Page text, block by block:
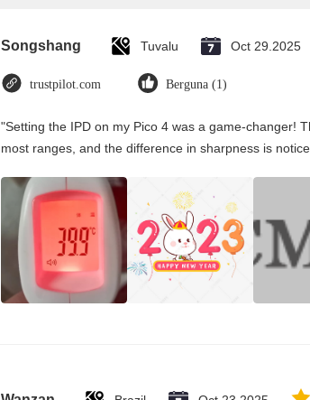
Songshang Tuvalu Oct 29.2025
trustpilot.com Berguna (1)
"Setting the IPD on my Pico 4 was a game-changer!
most ranges, and the difference in sharpness is